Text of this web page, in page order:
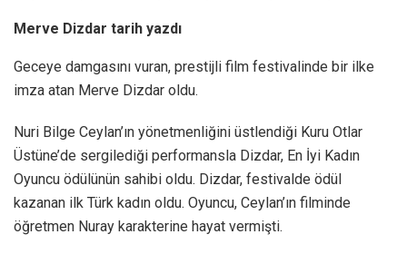
Merve Dizdar tarih yazdı
Geceye damgasını vuran, prestijli film festivalinde bir ilke
imza atan Merve Dizdar oldu.
Nuri Bilge Ceylan’ın yönetmenliğini üstlendiği Kuru Otlar
Üstüne’de sergilediği performansla Dizdar, En İyi Kadın
Oyuncu ödülünün sahibi oldu. Dizdar, festivalde ödül
kazanan ilk Türk kadın oldu. Oyuncu, Ceylan’ın filminde
öğretmen Nuray karakterine hayat vermişti.